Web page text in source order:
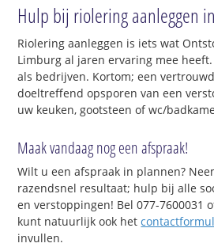
Hulp bij riolering aanleggen
Riolering aanleggen is iets wat
Limburg al jaren ervaring mee
als bedrijven. Kortom; een
doeltreffend opsporen van een
uw keuken, gootsteen of wc/
Maak vandaag nog een afspraak!
Wilt u een afspraak in plannen?
razendsnel resultaat; hulp bij alle
en verstoppingen! Bel 077-7600031
kunt natuurlijk ook het
invullen.